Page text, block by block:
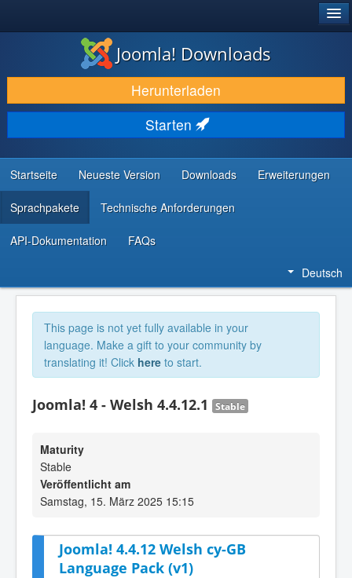
DOWNLOAD & ERWEITERN
ENTDECKEN & LERNEN
COMMUNITY & SUPPORT
RESSOURCEN FÜR ENTWICKLER
Joomla! Downloads
Herunterladen
Starten
Startseite Neueste Version Downloads Erweiterungen
Sprachpakete Technische Anforderungen
API-Dokumentation FAQs
Deutsch
This page is not yet fully available in your
language. Make a gift to your community by
translating it! Click here to start.
Joomla! 4 - Welsh 4.4.12.1 Stable
Maturity
Stable
Veröffentlicht am
Samstag, 15. März 2025 15:15
Joomla! 4.4.12 Welsh cy-GB
Language Pack (v1)